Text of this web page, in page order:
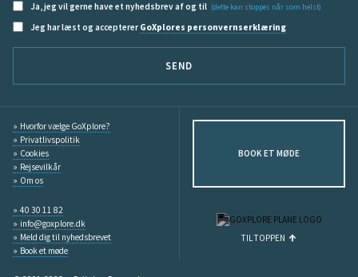
Ja, jeg vil gerne have et nyhedsbrev af og til (dette kan stoppes når som helst)
Jeg har læst og accepterer GoXplores personvernserklæring
SEND
Hvorfor vælge GoXplore?
Privatlivspolitik
Cookies
Rejsevilkår
Om os
40 30 11 82
info@goxplore.dk
Meld dig til nyhedsbrevet
Book et møde
BOOK ET MØDE
TIL TOPPEN